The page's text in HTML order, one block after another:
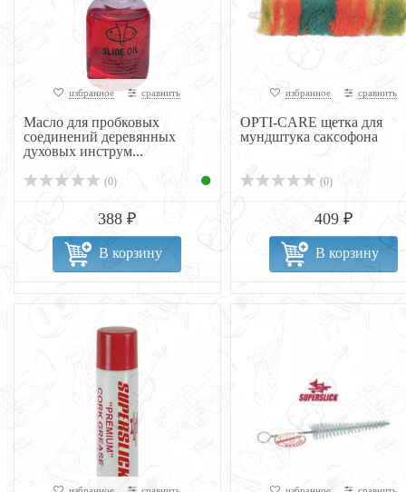
избранное сравнить
Масло для пробковых
соединений деревянных
духовых инструм...
(0)
388 ₽
В корзину
избранное сравнить
OPTI-CARE щетка для
мундштука саксофона
(0)
409 ₽
В корзину